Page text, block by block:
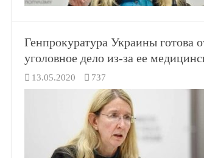
Генпрокуратура Украины готова
уголовное дело из-за ее
13.05.2020 737